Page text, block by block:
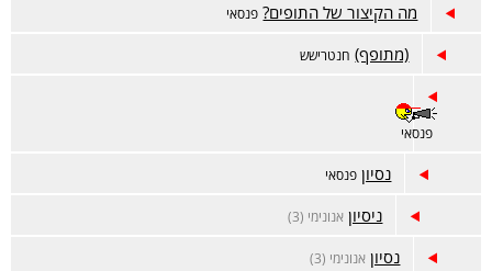
מה הקיצור של התופים? פנסאי
(מתופף) חנטרישש
פנסאי
נסיון פנסאי
ניסיון אנונימי (3)
נסיון אנונימי (3)